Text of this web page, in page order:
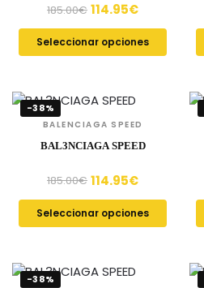
185.00€ 114.95€
Seleccionar opciones
-38%
BALENCIAGA SPEED
BAL3NCIAGA SPEED
185.00€ 114.95€
Seleccionar opciones
-38%